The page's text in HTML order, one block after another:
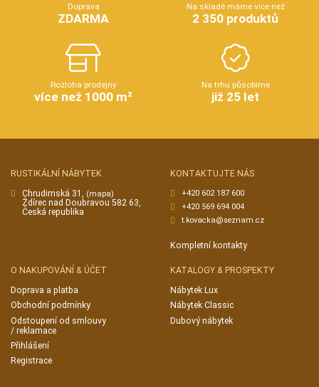
Doprava
ZDARMA
Na skladě máme více než
2 350 produktů
Rozloha prodejny
více než 1000 m²
Na trhu působíme
již 25 let
RUSTIKÁLNÍ NÁBYTEK
Chrudimská 31, (mapa)
Ždírec nad Doubravou 582 63,
Česká republika
KONTAKTUJTE NÁS
+420 602 187 600
+420 569 694 004
t.kovacka@seznam.cz
Kompletní kontakty
O NAKUPOVÁNÍ & ÚČET
Doprava a platba
Obchodní podmínky
Odstoupení od smlouvy
/ reklamace
Přihlášení
Registrace
KATALOGY & PROSPEKTY
Nábytek Lux
Nábytek Classic
Dubový nábytek